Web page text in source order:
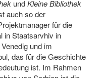
undKleine Bibliothek
auch so der
für die
in Staatsarvhiv in
und im
das für die Geschichte
ist. Im Rahmen